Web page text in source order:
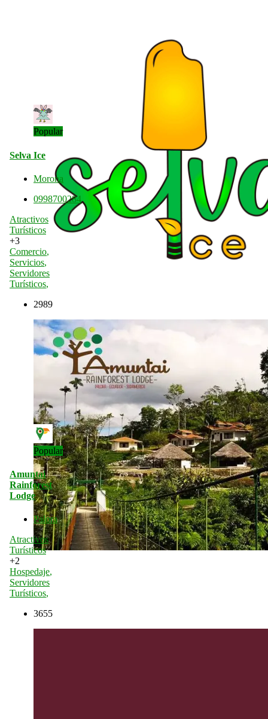
Popular
Selva Ice
Morona
0998700284
Atractivos
Turísticos
+3
Comercio,
Servicios,
Servidores
Turísticos,
2989
Popular
Amuntai
Rainforest
Lodge
Palora
Atractivos
Turísticos
+2
Hospedaje,
Servidores
Turísticos,
3655